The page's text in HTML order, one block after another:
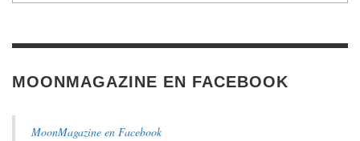
MOONMAGAZINE EN FACEBOOK
MoonMagazine en Facebook